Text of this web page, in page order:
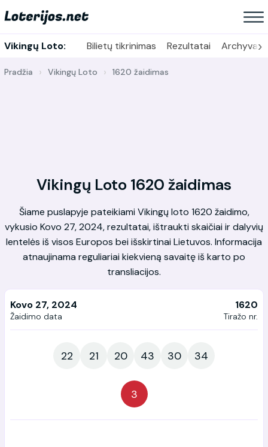
Vikingų Loto: Bilietų tikrinimas Rezultatai Archyvas
›
Pradžia Vikingų Loto 1620 žaidimas
Vikingų Loto 1620 žaidimas
Šiame puslapyje pateikiami Vikingų loto 1620 žaidimo,
vykusio Kovo 27, 2024, rezultatai, ištraukti skaičiai ir dalyvių
lentelės iš visos Europos bei išskirtinai Lietuvos. Informacija
atnaujinama reguliariai kiekvieną savaitę iš karto po
transliacijos.
Kovo 27, 2024
Žaidimo data
1620
Tiražo nr.
22 21 20 43 30 34
3